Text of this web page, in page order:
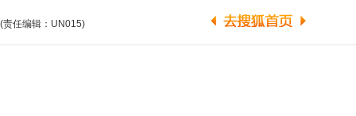
(责任编辑：UN015)